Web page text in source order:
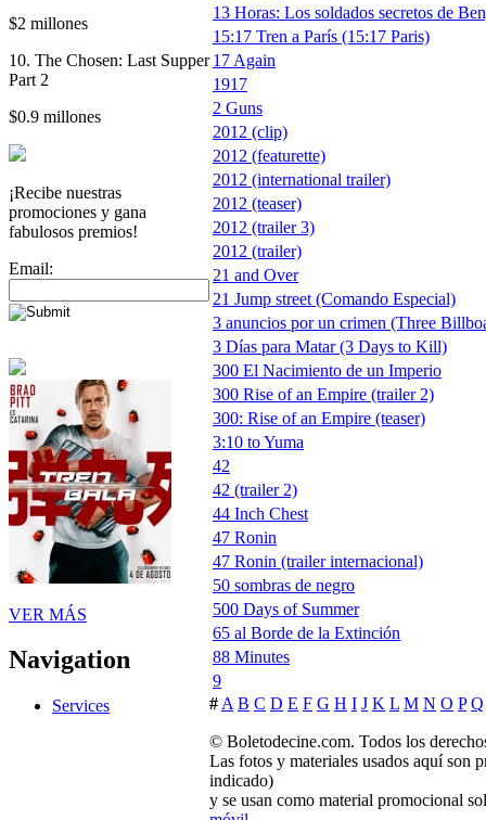
$2 millones
10. The Chosen: Last Supper
Part 2
$0.9 millones
¡Recibe nuestras
promociones y gana
fabulosos premios!
Email:
VER MÁS
Navigation
Services
13 Horas: Los soldados secretos de
15:17 Tren a París (15:17 Paris)
17 Again
1917
2 Guns
2012 (clip)
2012 (featurette)
2012 (international trailer)
2012 (teaser)
2012 (trailer 3)
2012 (trailer)
21 and Over
21 Jump street (Comando Especial)
3 anuncios por un crimen (Three
3 Días para Matar (3 Days to Kill)
300 El Nacimiento de un Imperio
300 Rise of an Empire (trailer 2)
300: Rise of an Empire (teaser)
3:10 to Yuma
42
42 (trailer 2)
44 Inch Chest
47 Ronin
47 Ronin (trailer internacional)
50 sombras de negro
500 Days of Summer
65 al Borde de la Extinción
88 Minutes
9
#A B C D E F G H I J K L M N O P Q
© Boletodecine.com. Todos los
Las fotos y materiales usados aquí son
indicado)
y se usan como material promocional